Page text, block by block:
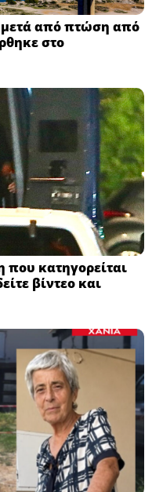
από πτώση από
στο
που κατηγορείται
βίντεο και